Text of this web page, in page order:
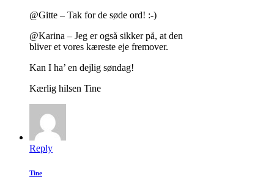
@Gitte – Tak for de søde ord! :-)
@Karina – Jeg er også sikker på, at den
bliver et vores kæreste eje fremover.
Kan I ha’ en dejlig søndag!
Kærlig hilsen Tine
Reply
Tine